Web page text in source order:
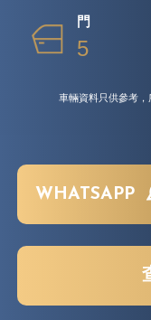
門
5
車輛資料只供參考，
WHATSAPP